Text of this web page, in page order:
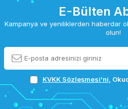
E-Bülten
Kampanya ve yeniliklerden haberdar
olun!
KVKK Sözleşmesi'ni ,